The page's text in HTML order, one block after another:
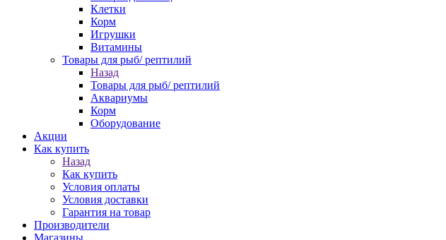
Клетки
Корм
Игрушки
Витамины
Товары для рыб/ рептилий
Назад
Товары для рыб/ рептилий
Аквариумы
Корм
Оборудование
Акции
Как купить
Назад
Как купить
Условия оплаты
Условия доставки
Гарантия на товар
Производители
Магазины